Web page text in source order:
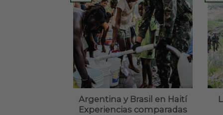
Argentina y Brasil en Haití
Experiencias comparadas